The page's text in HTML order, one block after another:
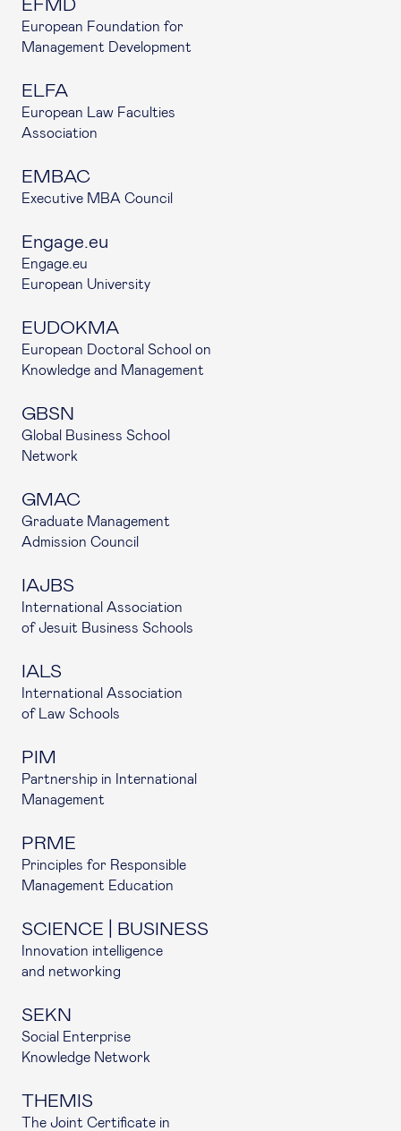
EFMD
European Foundation for
Management Development
ELFA
European Law Faculties
Association
EMBAC
Executive MBA Council
Engage.eu
Engage.eu
European University
EUDOKMA
European Doctoral School on
Knowledge and Management
GBSN
Global Business School
Network
GMAC
Graduate Management
Admission Council
IAJBS
International Association
of Jesuit Business Schools
IALS
International Association
of Law Schools
PIM
Partnership in International
Management
PRME
Principles for Responsible
Management Education
SCIENCE | BUSINESS
Innovation intelligence
and networking
SEKN
Social Enterprise
Knowledge Network
THEMIS
The Joint Certificate in